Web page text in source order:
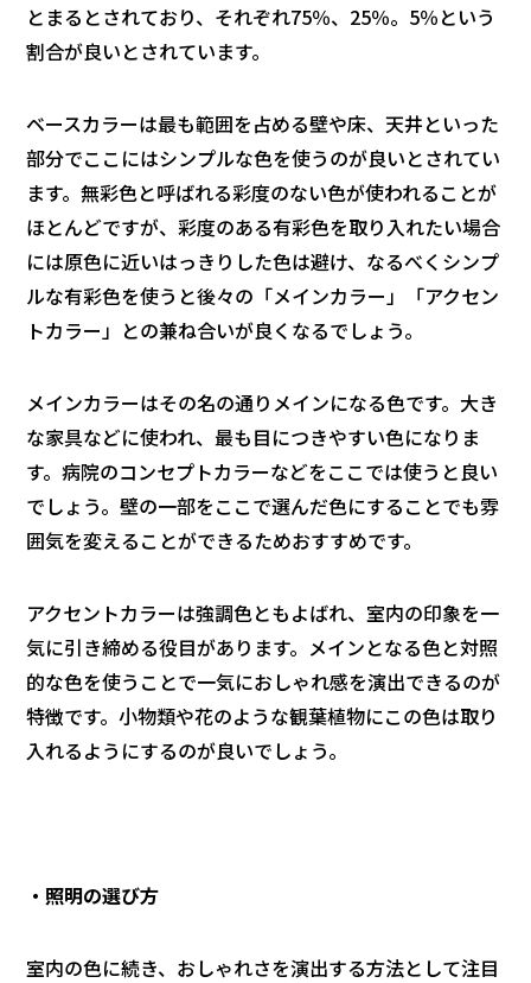
とまるとされており、それぞれ75％、25％。5％という
割合が良いとされています。
ベースカラーは最も範囲を占める壁や床、天井といった
部分でここにはシンプルな色を使うのが良いとされてい
ます。無彩色と呼ばれる彩度のない色が使われることが
ほとんどですが、彩度のある有彩色を取り入れたい場合
には原色に近いはっきりした色は避け、なるべくシンプ
ルな有彩色を使うと後々の「メインカラー」「アクセン
トカラー」との兼ね合いが良くなるでしょう。
メインカラーはその名の通りメインになる色です。大き
な家具などに使われ、最も目につきやすい色になりま
す。病院のコンセプトカラーなどをここでは使うと良い
でしょう。壁の一部をここで選んだ色にすることでも雰
囲気を変えることができるためおすすめです。
アクセントカラーは強調色ともよばれ、室内の印象を一
気に引き締める役目があります。メインとなる色と対照
的な色を使うことで一気におしゃれ感を演出できるのが
特徴です。小物類や花のような観葉植物にこの色は取り
入れるようにするのが良いでしょう。
・照明の選び方
室内の色に続き、おしゃれさを演出する方法として注目